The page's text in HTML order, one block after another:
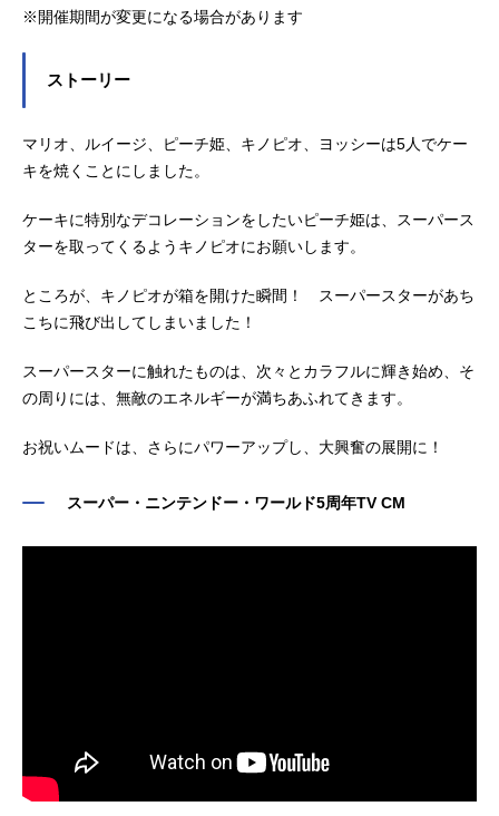
あちこちに飛び出して!? 無敵のエ
えた「スーパー・ニンテンドー・ワ
しよう！3月18日に5周年を迎えたユ
ニバーサル・スタジオ・ジャパン
「スーパー・ニンテンドー・ワール
とあって、入場直後から楽しい空気
が広がります。エリアの入口には、
ルなケーキが堂々と鎮座。マリオた
ちが作り上げたBIGなケーキがスーパ
のマリオのゲームでおなじみ「ス
内で目一杯アソビを楽しんだあとは
ド™」で出会えるアニバーサリーグ
とときを楽しみましょう！“無敵”のキ
ラキラメニューが盛りだくさん！キ
ノピオ・カフェ™で楽しめるフード
ド・アニバーサリーケーキ​（4名様
分）販売場所：キノピオ・カフェ™
の販売数に達した場合、販売終了と
なりますスーパースター・アニバー
ラザニア＆フライドチキン～販売場
フェ＆ストア™で楽しめるフードパ
​​※開催期間が変更になる場合があります
ストーリー
マリオ、ルイージ、ピーチ姫、キノピオ、ヨッシーは5人でケー
キを焼くことにしました。
ケーキに特別なデコレーションをしたいピーチ姫は、スーパース
ターを取ってくるようキノピオにお願いします。
ところが、キノピオが箱を開けた瞬間！ スーパースターがあち
こちに飛び出してしまいました！
スーパースターに触れたものは、次々とカラフルに輝き始め、そ
の周りには、無敵のエネルギーが満ちあふれてきます。
お祝いムードは、さらにパワーアップし、大興奮の展開に！
スーパー・ニンテンドー・ワールド5周年TV CM